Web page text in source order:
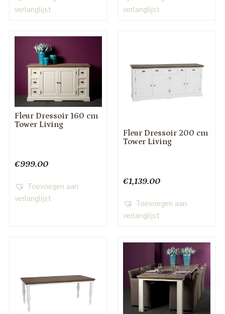
verlanglijst
verlanglijst
Fleur Dressoir 160 cm
Tower Living
€999.00
Toevoegen aan
verlanglijst
Fleur Dressoir 200 cm
Tower Living
€1,139.00
Toevoegen aan
verlanglijst